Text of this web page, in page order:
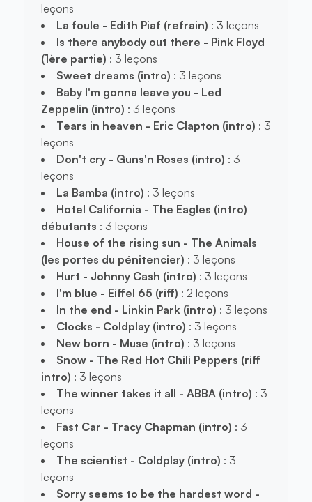
leçons
La foule - Edith Piaf (refrain) : 3 leçons
Is there anybody out there - Pink Floyd
(1ère partie) : 3 leçons
Sweet dreams (intro) : 3 leçons
Baby I'm gonna leave you - Led
Zeppelin (intro) : 3 leçons
Tears in heaven - Eric Clapton (intro) : 3
leçons
Don't cry - Guns'n Roses (intro) : 3
leçons
La Bamba (intro) : 3 leçons
Hotel California - The Eagles (intro)
débutants : 3 leçons
House of the rising sun - The Animals
(les portes du pénitencier) : 3 leçons
Hurt - Johnny Cash (intro) : 3 leçons
I'm blue - Eiffel 65 (riff) : 2 leçons
In the end - Linkin Park (intro) : 3 leçons
Clocks - Coldplay (intro) : 3 leçons
New born - Muse (intro) : 3 leçons
Snow - The Red Hot Chili Peppers (riff
intro) : 3 leçons
The winner takes it all - ABBA (intro) : 3
leçons
Fast Car - Tracy Chapman (intro) : 3
leçons
The scientist - Coldplay (intro) : 3
leçons
Sorry seems to be the hardest word -